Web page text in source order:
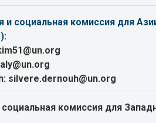
и социальная комиссия для
:
silvere.dernouh@un.org
комиссия для